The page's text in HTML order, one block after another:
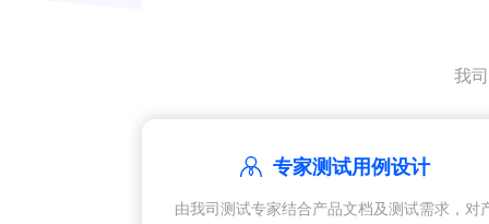
我
专家测试用例设计
由我司测试专家结合产品文档及测试需求，对